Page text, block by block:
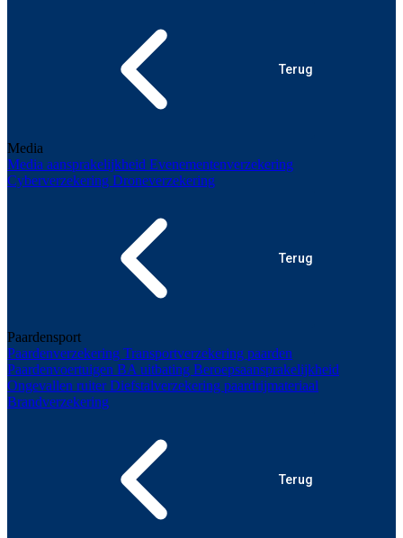
Terug
Media
Media aansprakelijkheid Evenementenverzekering
Cyberverzekering Droneverzekering
Terug
Paardensport
Paardenverzekering Transportverzekering paarden
Paardenvoertuigen BA uitbating Beroepsaansprakelijkheid
Ongevallen ruiterDiefstalverzekering paardrijmateriaal
Brandverzekering
Terug